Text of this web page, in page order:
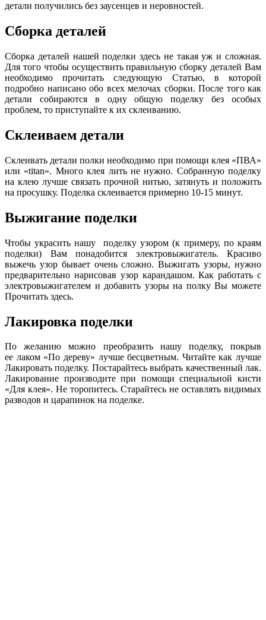
детали получились без заусенцев и неровностей.
Сборка деталей
Сборка деталей нашей поделки здесь не такая уж и сложная.
Для того чтобы осуществить правильную сборку деталей Вам
необходимо прочитать следующую Статью, в которой
подробно написано обо всех мелочах сборки. После того как
детали собираются в одну общую поделку без особых
проблем, то приступайте к их склеиванию.
Склеиваем детали
Склеивать детали полки необходимо при помощи клея «ПВА»
или «titan». Много клея лить не нужно. Собранную поделку
на клею лучше связать прочной нитью, затянуть и положить
на просушку. Поделка склеивается примерно 10-15 минут.
Выжигание поделки
Чтобы украсить нашу поделку узором (к примеру, по краям
поделки) Вам понадобится электровыжигатель. Красиво
выжечь узор бывает очень сложно. Выжигать узоры, нужно
предварительно нарисовав узор карандашом. Как работать с
электровыжигателем и добавить узоры на полку Вы можете
Прочитать здесь.
Лакировка поделки
По желанию можно преобразить нашу поделку, покрыв
ее лаком «По дереву» лучше бесцветным. Читайте как лучше
Лакировать поделку. Постарайтесь выбрать качественный лак.
Лакирование производите при помощи специальной кисти
«Для клея». Не торопитесь. Старайтесь не оставлять видимых
разводов и царапинок на поделке.